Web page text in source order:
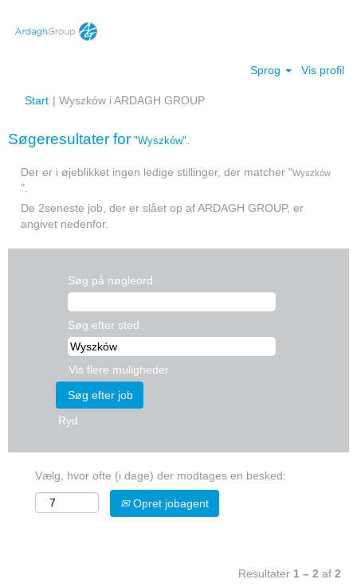
Sprog Vis profil
Start | Wyszków i ARDAGH GROUP(aktuel
Søgeresultater for "Wyszków".
Der er i øjeblikket ingen ledige stillinger, der matcher "Wyszków
".
De 2seneste job, der er slået op af ARDAGH GROUP, er
angivet nedenfor.
Søg på nøgleord
Søg efter sted
Vis flere muligheder
Ryd
Vælg, hvor ofte (i dage) der modtages en besked:
Opret jobagent
Resultater 1 – 2 af 2